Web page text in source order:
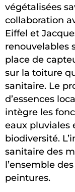
végétalisées
collaboration
Eiffel et
renouvelables
place de
sur la toiture
sanitaire. Le
d’essences
intègre les
eaux pluviales
biodiversité.
sanitaire des
l’ensemble
peintures.